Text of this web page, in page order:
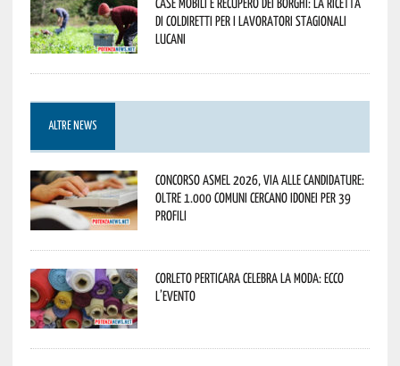
di Coldiretti per i lavoratori stagionali
lucani
ALTRE NEWS
Concorso Asmel 2026, via alle candidature:
oltre 1.000 Comuni cercano idonei per 39
profili
Corleto Perticara celebra la moda: ecco
l’evento